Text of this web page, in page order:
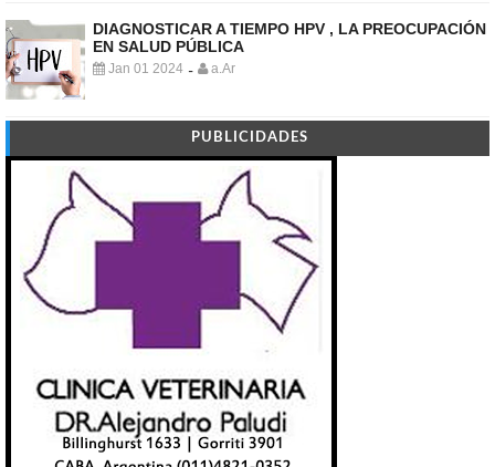
DIAGNOSTICAR A TIEMPO HPV , LA PREOCUPACIÓN
EN SALUD PÚBLICA
Jan 01 2024 - a.Ar
PUBLICIDADES